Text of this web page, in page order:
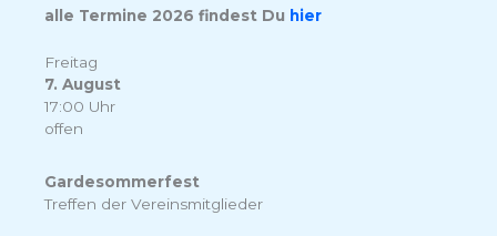
alle Termine 2026 findest Du hier
Freitag
7. August
17:00 Uhr
offen
Gardesommerfest
Treffen der Vereinsmitglieder